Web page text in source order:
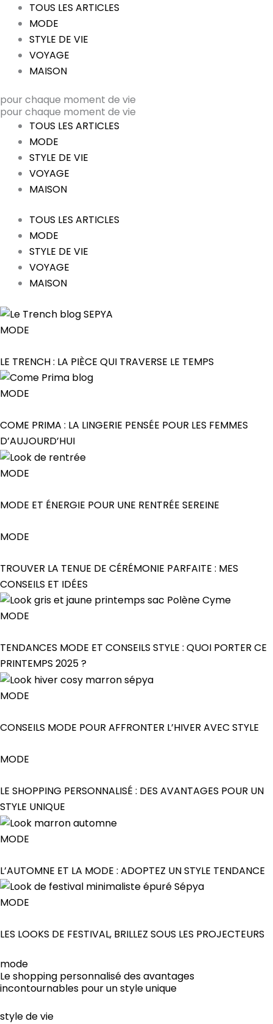
TOUS LES ARTICLES
MODE
STYLE DE VIE
VOYAGE
MAISON
pour chaque moment de vie
pour chaque moment de vie
TOUS LES ARTICLES
MODE
STYLE DE VIE
VOYAGE
MAISON
TOUS LES ARTICLES
MODE
STYLE DE VIE
VOYAGE
MAISON
MODE
LE TRENCH : LA PIÈCE QUI TRAVERSE LE TEMPS
MODE
COME PRIMA : LA LINGERIE PENSÉE POUR LES FEMMES
D’AUJOURD’HUI
MODE
MODE ET ÉNERGIE POUR UNE RENTRÉE SEREINE
MODE
TROUVER LA TENUE DE CÉRÉMONIE PARFAITE : MES
CONSEILS ET IDÉES
MODE
TENDANCES MODE ET CONSEILS STYLE : QUOI PORTER CE
PRINTEMPS 2025 ?
MODE
CONSEILS MODE POUR AFFRONTER L’HIVER AVEC STYLE
MODE
LE SHOPPING PERSONNALISÉ : DES AVANTAGES POUR UN
STYLE UNIQUE
MODE
L’AUTOMNE ET LA MODE : ADOPTEZ UN STYLE TENDANCE
MODE
LES LOOKS DE FESTIVAL, BRILLEZ SOUS LES PROJECTEURS
mode
Le shopping personnalisé des avantages
incontournables pour un style unique
style de vie